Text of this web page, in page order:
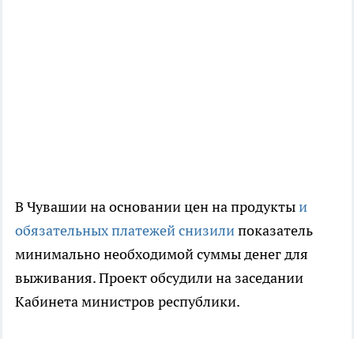
В Чувашии на основании цен на продуктыи
обязательных платежей снизилипоказатель
минимально необходимой суммы денег для
выживания. Проект обсудили на заседании
Кабинета министров республики.